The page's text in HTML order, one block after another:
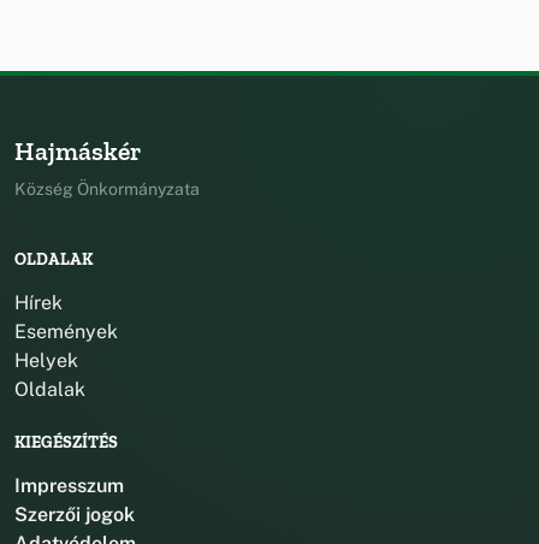
Hajmáskér
Község Önkormányzata
OLDALAK
Hírek
Események
Helyek
Oldalak
KIEGÉSZÍTÉS
Impresszum
Szerzői jogok